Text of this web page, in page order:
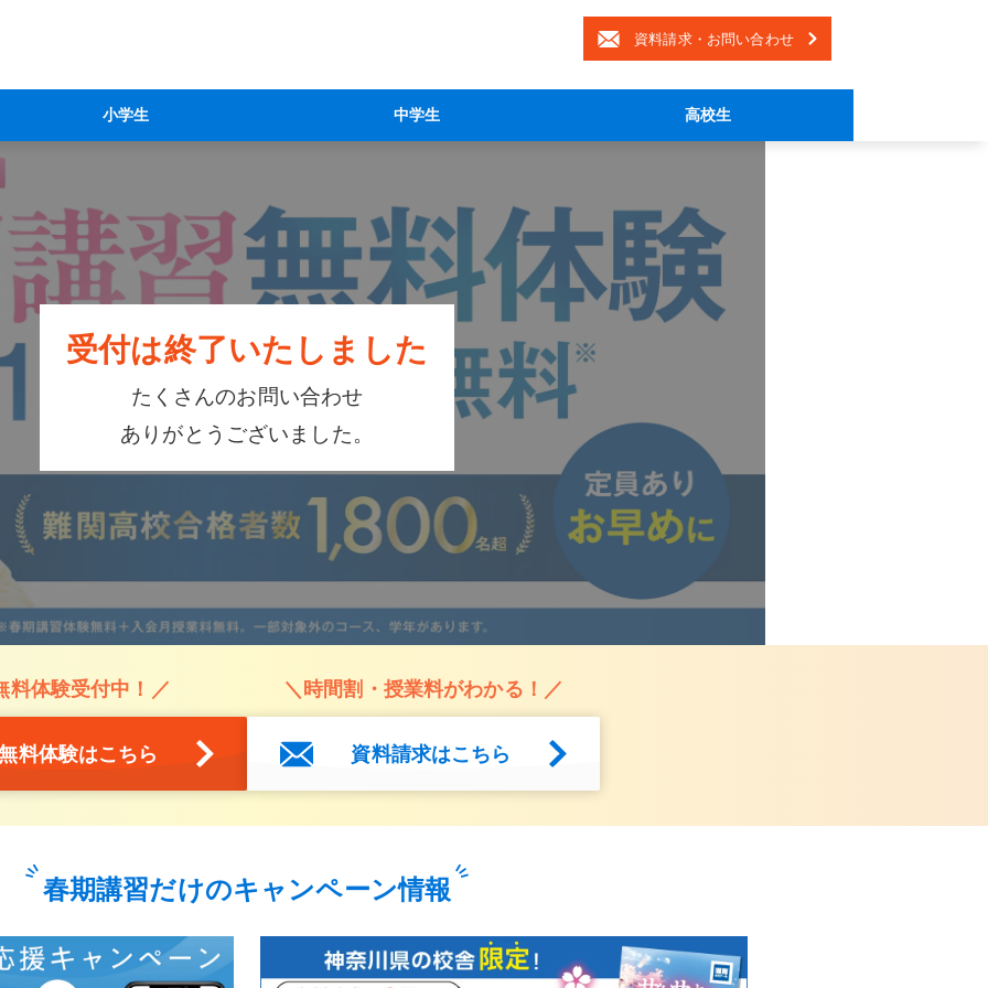
資料請求・お問い合わせ
小学生 中学生 高校生
受付は終了いたしました
たくさんのお問い合わせ
ありがとうございました。
料体験受付中！／
料体験はこちら
＼時間割・授業料がわかる！／
資料請求はこちら
春期講習だけのキャンペーン情報